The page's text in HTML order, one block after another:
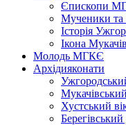
Єпископи
Мученики та
Історія
Ікона
Молодь МГКЄ
Архідияконати
Хустський